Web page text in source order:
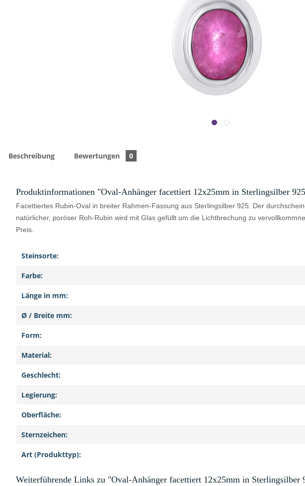
Beschreibung Bewertungen 0
Produktinformationen "Oval-Anhänger facettiert 12x25mm in Sterlingsilber
Facettiertes Rubin-Oval in breiter Rahmen-Fassung aus Sterlingsilber 925. Der
natürlicher, poröser Roh-Rubin wird mit Glas gefüllt um die Lichtbrechung zu
Preis.
Steinsorte:
Farbe:
Länge in mm:
Ø / Breite mm:
Form:
Material:
Geschlecht:
Legierung:
Oberfläche:
Sternzeichen:
Art (Produkttyp):
Weiterführende Links zu "Oval-Anhänger facettiert 12x25mm in Sterlingsilber